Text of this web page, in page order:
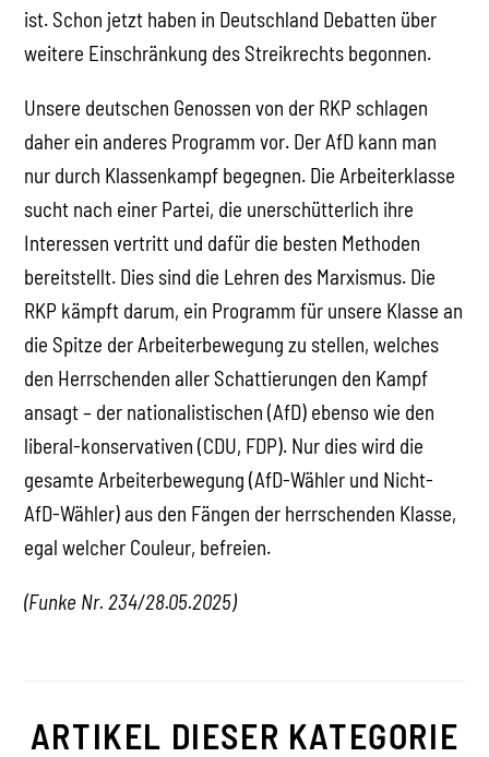
ist. Schon jetzt haben in Deutschland Debatten über
weitere Einschränkung des Streikrechts begonnen.
Unsere deutschen Genossen von der RKP schlagen
daher ein anderes Programm vor. Der AfD kann man
nur durch Klassenkampf begegnen. Die Arbeiterklasse
sucht nach einer Partei, die unerschütterlich ihre
Interessen vertritt und dafür die besten Methoden
bereitstellt. Dies sind die Lehren des Marxismus. Die
RKP kämpft darum, ein Programm für unsere Klasse an
die Spitze der Arbeiterbewegung zu stellen, welches
den Herrschenden aller Schattierungen den Kampf
ansagt – der nationalistischen (AfD) ebenso wie den
liberal-konservativen (CDU, FDP). Nur dies wird die
gesamte Arbeiterbewegung (AfD-Wähler und Nicht-
AfD-Wähler) aus den Fängen der herrschenden Klasse,
egal welcher Couleur, befreien.
(Funke Nr. 234/28.05.2025)
ARTIKEL DIESER KATEGORIE